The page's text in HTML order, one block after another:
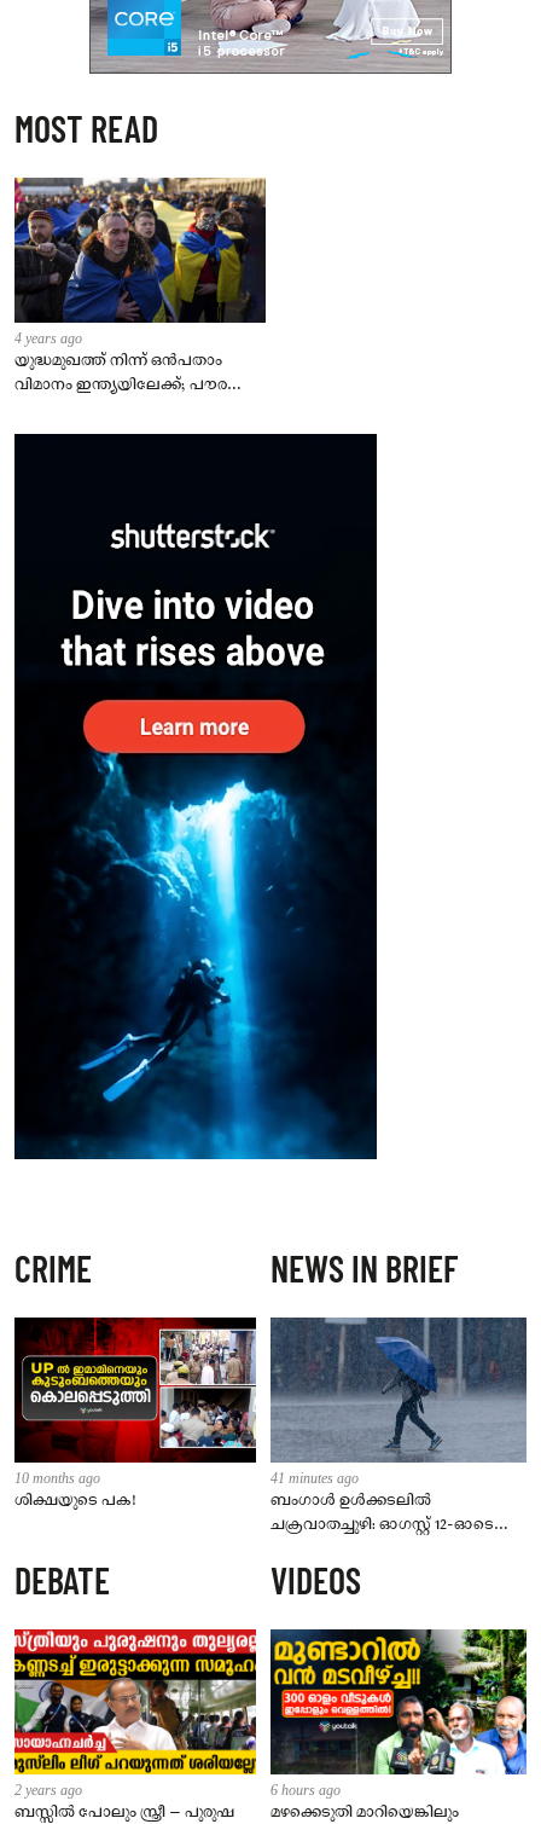
MOST READ
4 years ago
യുദ്ധമുഖത്ത് നിന്ന് ഒൻപതാം
വിമാനം ഇന്ത്യയിലേക്ക്; പൗരന്മാർ
– കേന്ദ്രം
CRIME
10 months ago
ശിക്ഷയുടെ പക!
NEWS IN BRIEF
41 minutes ago
ബംഗാൾ ഉൾക്കടലിൽ
ചക്രവാതച്ചുഴി: ഓഗസ്റ്റ് 12-ഓടെ
ദിവസം മഴ മുന്നറിയിപ്പ്
DEBATE
2 years ago
ബസ്സിൽ പോലും സ്ത്രീ – പുരുഷ
VIDEOS
6 hours ago
മഴക്കെടുതി മാറിയെങ്കിലും